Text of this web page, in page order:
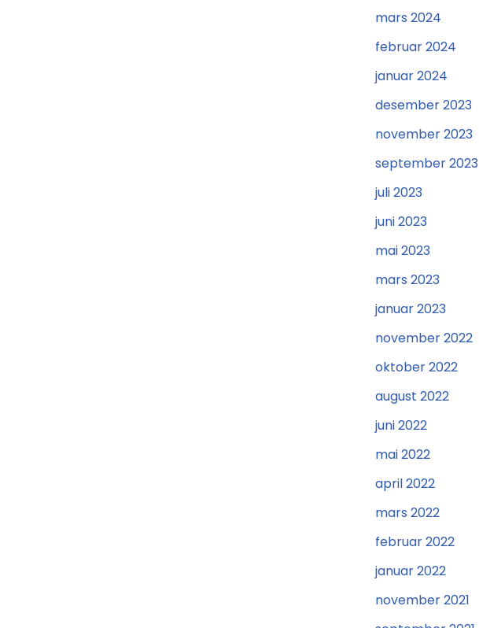
mars 2024
februar 2024
januar 2024
desember 2023
november 2023
september 2023
juli 2023
juni 2023
mai 2023
mars 2023
januar 2023
november 2022
oktober 2022
august 2022
juni 2022
mai 2022
april 2022
mars 2022
februar 2022
januar 2022
november 2021